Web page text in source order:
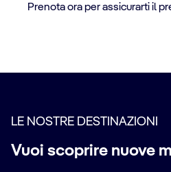
Prenota ora per assicurarti il
LE NOSTRE DESTINAZIONI
Vuoi scoprire nuove